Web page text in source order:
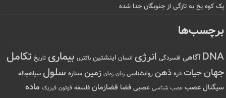
یک کوه یخ به تازگی از جنوبگان جدا شده
برچسب‌ها
DNA آگاهی افسردگی انرژی انسان اینشتین باکتری بیماری تاریخ تکامل
جهانحیات ذره ذهن روانشناسی زبان زمان زمین ستاره سلول سیاهچاله
سیگنال عصب عصب شناسی عصبی فضا فضازمان فلسفه فوتون فیزیک ماده